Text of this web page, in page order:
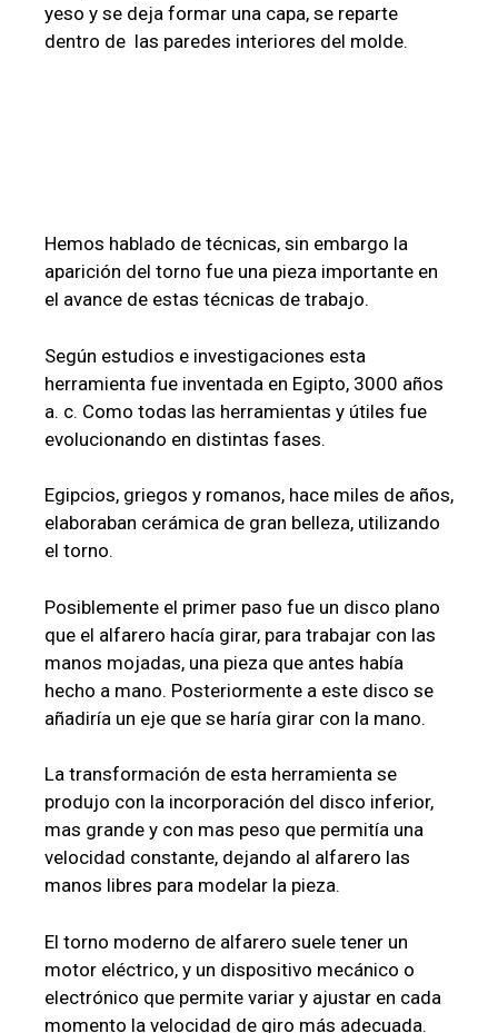
yeso y se deja formar una capa, se reparte
dentro de las paredes interiores del molde.
Hemos hablado de técnicas, sin embargo la
aparición del torno fue una pieza importante en
el avance de estas técnicas de trabajo.
Según estudios e investigaciones esta
herramienta fue inventada en Egipto, 3000 años
a. c. Como todas las herramientas y útiles fue
evolucionando en distintas fases.
Egipcios, griegos y romanos, hace miles de años,
elaboraban cerámica de gran belleza, utilizando
el torno.
Posiblemente el primer paso fue un disco plano
que el alfarero hacía girar, para trabajar con las
manos mojadas, una pieza que antes había
hecho a mano. Posteriormente a este disco se
añadiría un eje que se haría girar con la mano.
La transformación de esta herramienta se
produjo con la incorporación del disco inferior,
mas grande y con mas peso que permitía una
velocidad constante, dejando al alfarero las
manos libres para modelar la pieza.
El torno moderno de alfarero suele tener un
motor eléctrico, y un dispositivo mecánico o
electrónico que permite variar y ajustar en cada
momento la velocidad de giro más adecuada.